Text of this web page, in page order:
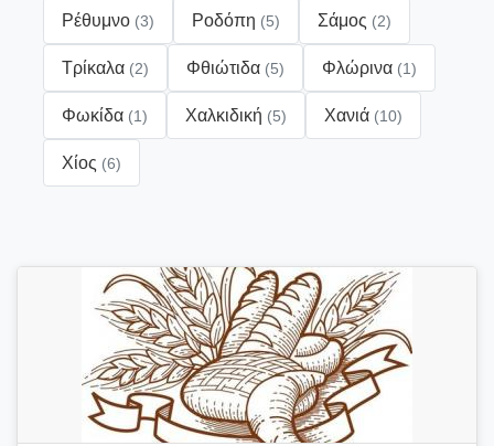
Ρέθυμνο (3) Ροδόπη (5) Σάμος (2)
Τρίκαλα (2) Φθιώτιδα (5) Φλώρινα (1)
Φωκίδα (1) Χαλκιδική (5) Χανιά (10)
Χίος (6)